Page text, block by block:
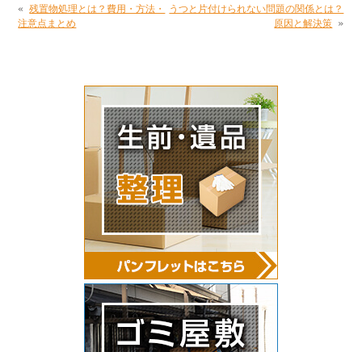
«残置物処理とは？費用・方法・
注意点まとめ
うつと片付けられない問題の関係とは？
原因と解決策 »